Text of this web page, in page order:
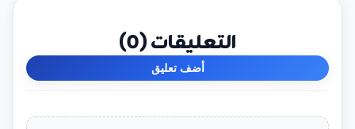
التعليقات (0
)
أضف تعليق